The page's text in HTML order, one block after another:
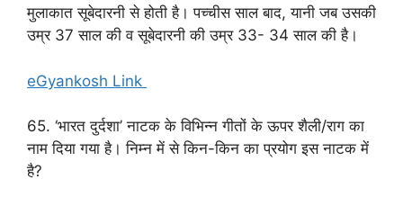
मुलाकात सूबेदारनी से होती है। पच्चीस साल बाद, यानी जब उसकी
उम्र 37 साल की व सूबेदारनी की उम्र 33- 34 साल की है।
eGyankosh Link
65. ‘भारत दुर्दशा’ नाटक के विभिन्न गीतों के ऊपर शैली/राग का
नाम दिया गया है। निम्न में से किन-किन का प्रयोग इस नाटक में
है?